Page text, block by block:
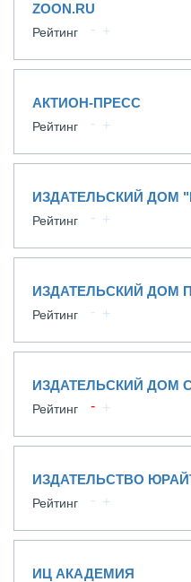
ZOON.RU
Рейтинг
АКТИОН-ПРЕСС
Рейтинг
ИЗДАТЕЛЬСКИЙ ДОМ
Рейтинг
ИЗДАТЕЛЬСКИЙ ДОМ
Рейтинг
ИЗДАТЕЛЬСКИЙ ДОМ
Рейтинг
ИЗДАТЕЛЬСТВО
Рейтинг
ИЦ АКАДЕМИЯ